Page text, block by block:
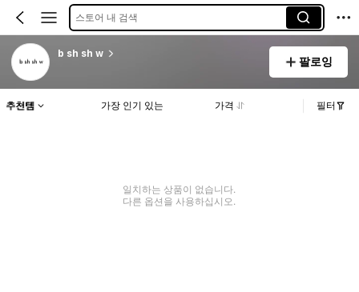
스토어 내 검색
b sh sh w
팔로잉
추천템 가장 인기 있는 가격 필터
일치하는 상품이 없습니다.
다른 옵션을 사용하십시오.